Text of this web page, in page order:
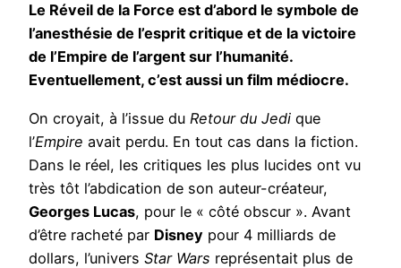
Le Réveil de la Force est d’abord le symbole de
l’anesthésie de l’esprit critique et de la victoire
de l’Empire de l’argent sur l’humanité.
Eventuellement, c’est aussi un film médiocre.
On croyait, à l’issue du Retour du Jedi que
l’Empire avait perdu. En tout cas dans la fiction.
Dans le réel, les critiques les plus lucides ont vu
très tôt l’abdication de son auteur-créateur,
Georges Lucas, pour le « côté obscur ». Avant
d’être racheté par Disney pour 4 milliards de
dollars, l’univers Star Wars représentait plus de